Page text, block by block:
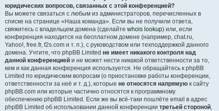
юридических вопросов, связанных с этой конференцией?
Вы можете связаться с любым из администраторов, перечисленных в
списке на странице «Наша команда». Если вы не получили ответа,
свяжитесь с владельцем домена (сделайте whois lookup) или, если
конференция находится на бесплатном домене (например, chat.ru,
Yahoo!, free.fr, f2s.com и т. п.), с руководством или техподдержкой данного
домена. Учтите, что phpBB Limited не имеет никакого контроля над
данной конференцией и не может нести никакой ответственности за то,
кем и как данная конференция используется. Не обращайтесь к phpBB
Limited по юридическим вопросам (о приостановке работы конференции,
ответственности за неё и т. д.), которые не относятся напрямую к сайту
phpBB.com или которые частично относятся к программному
обеспечению phpBB Limited. Если же вы всё-таки пошлёте email в адрес
phpBB Limited об использовании данной конференции третьей стороной,